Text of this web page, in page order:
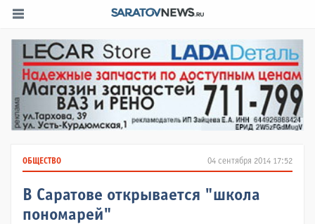
04 сентября 2014 17:52
ОБЩЕСТВО
В Саратове открывается "школа
пономарей"